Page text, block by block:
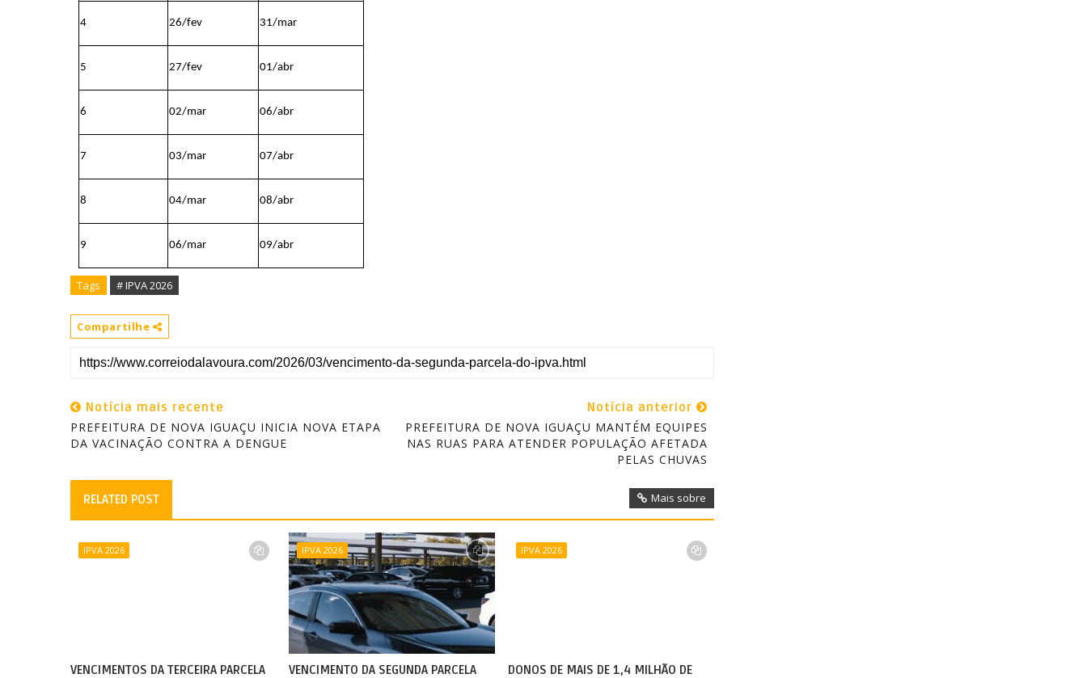
4 26/fev 31/mar
5 27/fev 01/abr
6 02/mar 06/abr
7 03/mar 07/abr
8 04/mar 08/abr
9 06/mar 09/abr
Tags # IPVA 2026
Compartilhe
Notícia mais recente
PREFEITURA DE NOVA IGUAÇU INICIA NOVA ETAPA
DA VACINAÇÃO CONTRA A DENGUE
Notícia anterior
PREFEITURA DE NOVA IGUAÇU MANTÉM EQUIPES
NAS RUAS PARA ATENDER POPULAÇÃO AFETADA
PELAS CHUVAS
RELATED POST Mais sobre
IPVA 2026
VENCIMENTOS DA TERCEIRA PARCELA
IPVA 2026
VENCIMENTO DA SEGUNDA PARCELA
IPVA 2026
DONOS DE MAIS DE 1,4 MILHÃO DE